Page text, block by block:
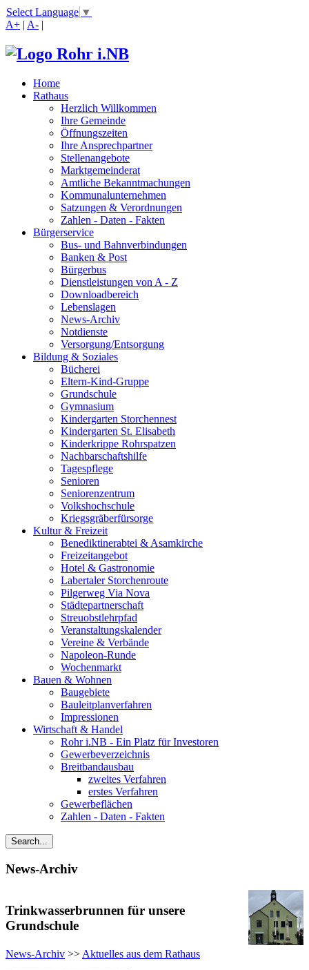
Select Language ▼
A+ | A- |
Home
Rathaus
Herzlich Willkommen
Ihre Gemeinde
Öffnungszeiten
Ihre Ansprechpartner
Stellenangebote
Marktgemeinderat
Amtliche Bekanntmachungen
Kommunalunternehmen
Satzungen & Verordnungen
Zahlen - Daten - Fakten
Bürgerservice
Bus- und Bahnverbindungen
Banken & Post
Bürgerbus
Dienstleistungen von A - Z
Downloadbereich
Lebenslagen
News-Archiv
Notdienste
Versorgung/Entsorgung
Bildung & Soziales
Bücherei
Eltern-Kind-Gruppe
Grundschule
Gymnasium
Kindergarten Storchennest
Kindergarten St. Elisabeth
Kinderkrippe Rohrspatzen
Nachbarschaftshilfe
Tagespflege
Senioren
Seniorenzentrum
Volkshochschule
Kriegsgräberfürsorge
Kultur & Freizeit
Benediktinerabtei & Asamkirche
Freizeitangebot
Hotel & Gastronomie
Labertaler Storchenroute
Pilgerweg Via Nova
Städtepartnerschaft
Streuobstlehrpfad
Veranstaltungskalender
Vereine & Verbände
Napoleon-Runde
Wochenmarkt
Bauen & Wohnen
Baugebiete
Bauleitplanverfahren
Impressionen
Wirtschaft & Handel
Rohr i.NB - Ein Platz für Investoren
Gewerbeverzeichnis
Breitbandausbau
zweites Verfahren
erstes Verfahren
Gewerbeflächen
Zahlen - Daten - Fakten
News-Archiv
Trinkwasserbrunnen für unsere
Grundschule
News-Archiv >> Aktuelles aus dem Rathaus